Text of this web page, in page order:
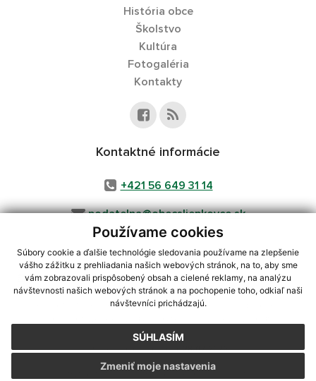
Používame cookies
Súbory cookie a ďalšie technológie sledovania používame na zlepšenie
vášho zážitku z prehliadania našich webových stránok, na to, aby sme
vám zobrazovali prispôsobený obsah a cielené reklamy, na analýzu
návštevnosti našich webových stránok a na pochopenie toho, odkiaľ naši
návštevníci prichádzajú.
SÚHLASÍM
Zmeniť moje nastavenia
História obce
Školstvo
Kultúra
Fotogaléria
Kontakty
Kontaktné informácie
+421 56 649 31 14
podatelna@obecsliepkovce.sk
využite možnosť získavania aktuálnych informácií s využitím RSS
CMS systém (redakčný) systém ECHELON 2,Mapa stránok,web portál
webex.digital, s.r.o.,domény,registrácia domény
Posledná aktualizácia:28.07.2026
Vytlačiť stránku|Vyhlásenie o prístupnosti